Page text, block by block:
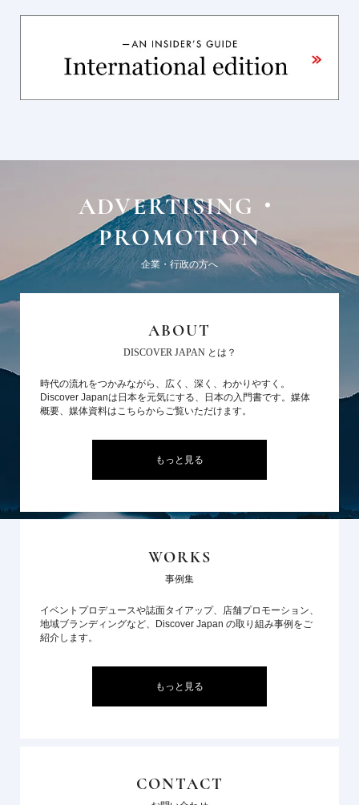
ADVERTISING・
PROMOTION
企業・行政の方へ
ABOUT
DISCOVER JAPAN とは？
時代の流れをつかみながら、広く、深く、わかりやすく。
Discover Japanは日本を元気にする、日本の入門書です。媒体
概要、媒体資料はこちらからご覧いただけます。
もっと見る
WORKS
事例集
イベントプロデュースや誌面タイアップ、店舗プロモーション、
地域ブランディングなど、Discover Japan の取り組み事例をご
紹介します。
もっと見る
CONTACT